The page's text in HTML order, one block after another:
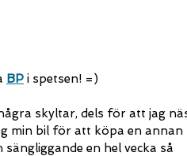
BP i spetsen! =)
skyltar, dels för att jag
min bil för att köpa en annan
en hel vecka så